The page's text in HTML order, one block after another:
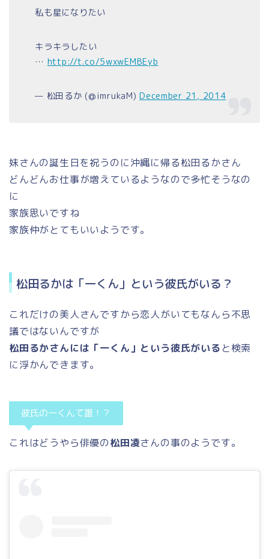
私も星になりたい
キラキラしたい
… http://t.co/5wxwEMBEyb
— 松田るか (@imrukaM)December 21, 2014
妹さんの誕生日を祝うのに沖縄に帰る松田るかさん
どんどんお仕事が増えているようなので多忙そうなの
に
家族思いですね
家族仲がとてもいいようです。
松田るかは「一くん」という彼氏がいる？
これだけの美人さんですから恋人がいてもなんら不思
議ではないんですが
松田るかさんには「一くん」という彼氏がいると検索
に浮かんできます。
彼氏の一くんて誰！？
これはどうやら俳優の松田凌さんの事のようです。